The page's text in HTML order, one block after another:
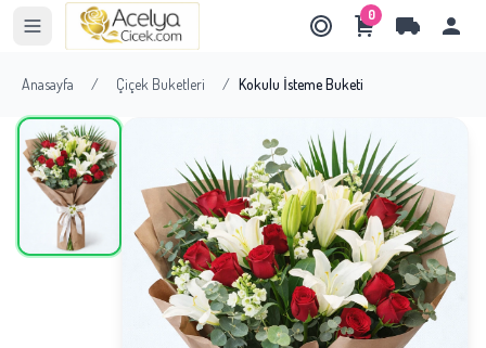
0
Anasayfa / Çiçek Buketleri / Kokulu İsteme Buketi